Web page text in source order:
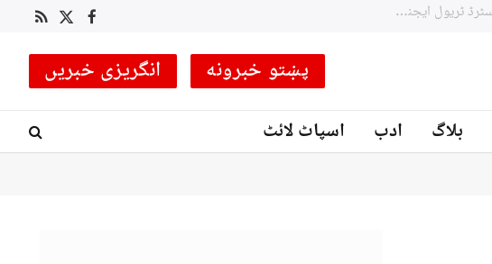
Facebook
X
RSS
پښتو خبرونه انگریزی خبریں
بلاگ ادب اسپاٹ لائٹ